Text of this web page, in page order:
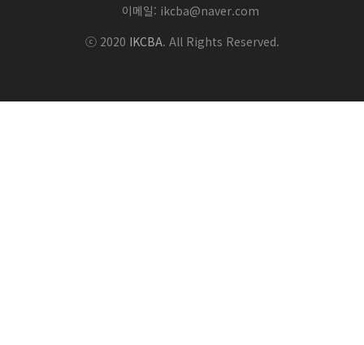
이메일: ikcba@naver.com
ⓒ 2020 IKCBA. All Rights Reserved.